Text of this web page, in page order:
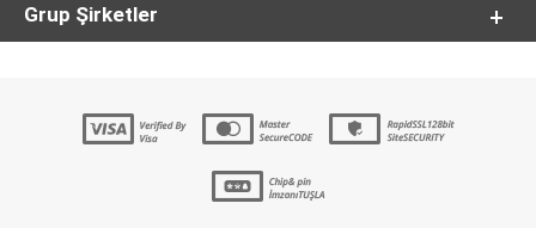
Grup Şirketler